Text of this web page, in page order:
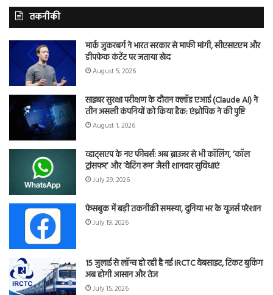
तकनीकी
मार्क जुकरबर्ग ने भारत सरकार से माफी मांगी, सीएसएएम और
डीपफेक कंटेंट पर जताया खेद
August 5, 2026
साइबर सुरक्षा परीक्षण के दौरान क्लॉड एआई (Claude AI) ने
तीन असली कंपनियों को किया हैक: एंथ्रोपिक ने की पुष्टि
August 1, 2026
व्हाट्सएप के नए फीचर्स: अब ब्राउजर से भी कॉलिंग, ‘कॉल
ट्रांसफर’ और ‘वेटिंग रूम’ जैसी शानदार सुविधाएं
July 29, 2026
फेसबुक में बड़ी तकनीकी समस्या, दुनिया भर के यूजर्स परेशान
July 19, 2026
15 जुलाई से लॉन्च हो रही है नई IRCTC वेबसाइट, टिकट बुकिंग
अब होगी आसान और तेज
July 15, 2026